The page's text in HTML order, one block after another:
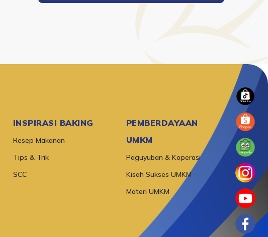
INSPIRASI BAKING
Resep Makanan
Tips & Trik
SCC
PEMBERDAYAAN
UMKM
Paguyuban & Koperasi
Kisah Sukses UMKM
Materi UMKM